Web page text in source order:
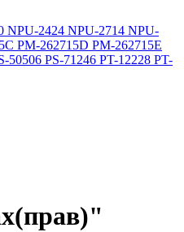
NPU-2424 NPU-2714 NPU-
PM-262715D PM-262715E
50506 PS-71246 PT-12228 PT-